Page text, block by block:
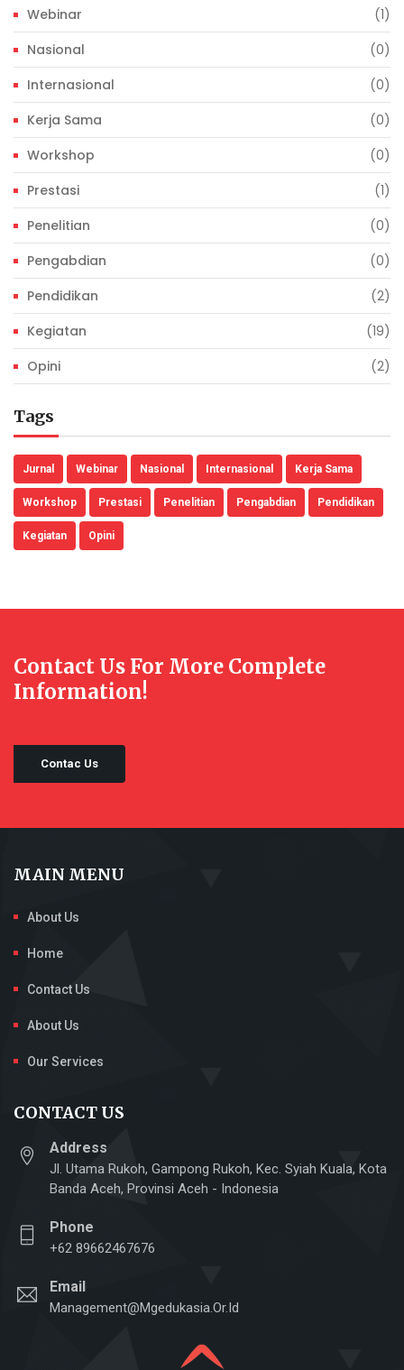
Webinar
(1)
Nasional
(0)
Internasional
(0)
Kerja Sama
(0)
Workshop
(0)
Prestasi
(1)
Penelitian
(0)
Pengabdian
(0)
Pendidikan
(2)
Kegiatan
(19)
Opini
(2)
Tags
Jurnal Webinar Nasional Internasional Kerja Sama
Workshop Prestasi Penelitian Pengabdian Pendidikan
Kegiatan Opini
Contact Us For More Complete
Information!
Contac Us
MAIN MENU
About Us
Home
Contact Us
About Us
Our Services
CONTACT US
Address
Jl. Utama Rukoh, Gampong Rukoh, Kec. Syiah Kuala, Kota
Banda Aceh, Provinsi Aceh - Indonesia
Phone
+62 89662467676
Email
Management@mgedukasia.or.id